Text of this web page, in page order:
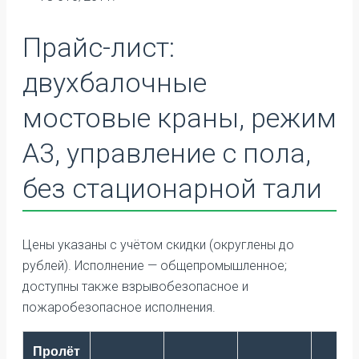
Прайс-лист:
двухбалочные
мостовые краны, режим
А3, управление с пола,
без стационарной тали
Цены указаны с учётом скидки (округлены до
рублей). Исполнение — общепромышленное;
доступны также взрывобезопасное и
пожаробезопасное исполнения.
Пролёт